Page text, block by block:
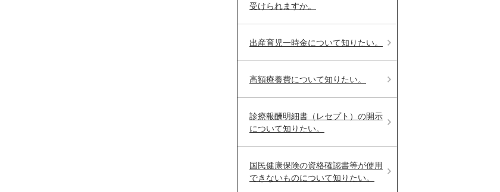
受けられますか。
出産育児一時金について知りたい。
高額療養費について知りたい。
診療報酬明細書（レセプト）の開示
について知りたい。
国民健康保険の資格確認書等が使用
できないものについて知りたい。